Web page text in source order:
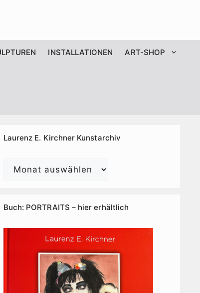
INSTALLATIONEN ART-SHOP
Laurenz E. Kirchner Kunstarchiv
Laurenz
Buch: PORTRAITS – hier erhältlich